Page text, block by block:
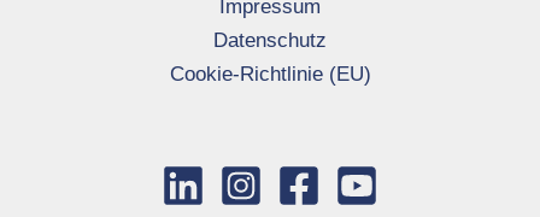
Impressum
Datenschutz
Cookie-Richtlinie (EU)